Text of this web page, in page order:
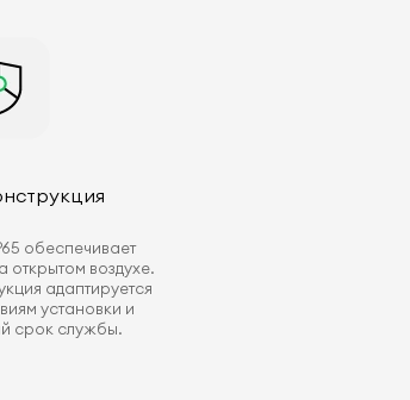
обеспечивает
воздухе.
адаптируется
установки и
срок службы.